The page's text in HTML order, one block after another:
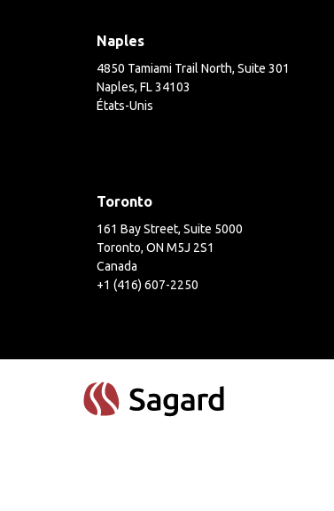
Naples
4850 Tamiami Trail North, Suite 301
Naples, FL 34103
États-Unis
Toronto
161 Bay Street, Suite 5000
Toronto, ON M5J 2S1
Canada
+1 (416) 607-2250